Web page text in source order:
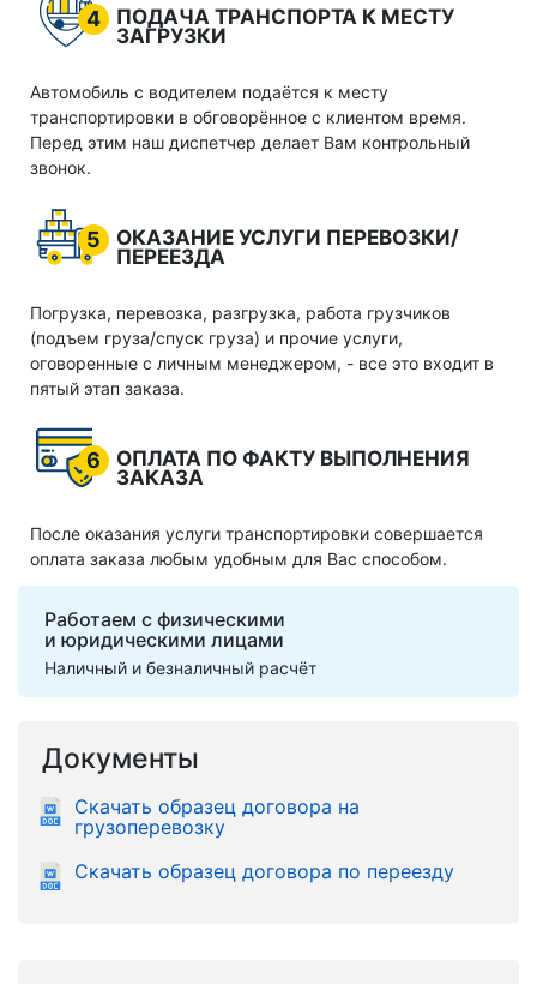
4
ПОДАЧА ТРАНСПОРТА К МЕСТУ
ЗАГРУЗКИ
Автомобиль с водителем подаётся к месту
транспортировки в обговорённое с клиентом время.
Перед этим наш диспетчер делает Вам контрольный
звонок.
5
ОКАЗАНИЕ УСЛУГИ ПЕРЕВОЗКИ/
ПЕРЕЕЗДА
Погрузка, перевозка, разгрузка, работа грузчиков
(подъем груза/спуск груза) и прочие услуги,
оговоренные с личным менеджером, - все это входит в
пятый этап заказа.
6
ОПЛАТА ПО ФАКТУ ВЫПОЛНЕНИЯ
ЗАКАЗА
После оказания услуги транспортировки совершается
оплата заказа любым удобным для Вас способом.
Работаем с физическими
и юридическими лицами
Наличный и безналичный расчёт
Документы
Скачать образец договора на
грузоперевозку
Скачать образец договора по переезду